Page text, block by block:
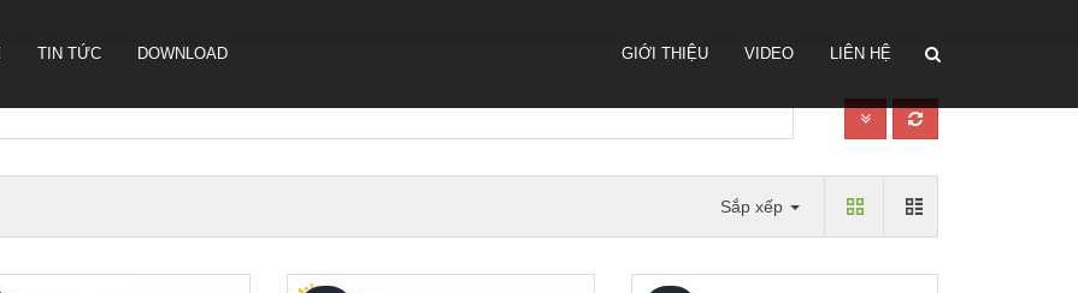
HÌNH SONBS
LOA IP- PA SYSTEM SONBS
TIN TỨC DOWNLOAD GIỚI THIỆU VIDEO LIÊN HỆ
Sắp xếp